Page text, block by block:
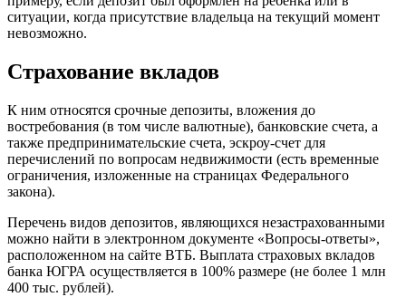
ситуации, когда присутствие владельца на текущий момент
невозможно.
Страхование вкладов
К ним относятся срочные депозиты, вложения до
востребования (в том числе валютные), банковские счета, а
также предпринимательские счета, эскроу-счет для
перечислений по вопросам недвижимости (есть временные
ограничения, изложенные на страницах Федерального
закона).
Перечень видов депозитов, являющихся незастрахованными
можно найти в электронном документе «Вопросы-ответы»,
расположенном на сайте ВТБ. Выплата страховых вкладов
банка ЮГРА осуществляется в 100% размере (не более 1 млн
400 тыс. рублей).